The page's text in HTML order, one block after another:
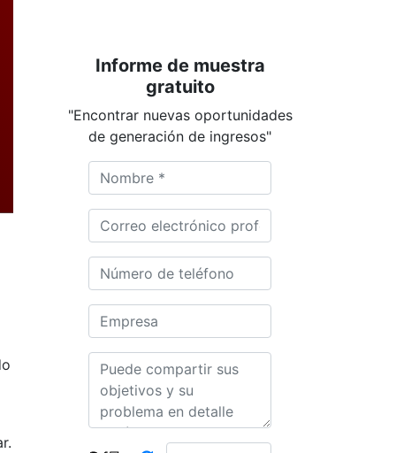
Informe de muestra
gratuito
"Encontrar nuevas oportunidades
de generación de ingresos"